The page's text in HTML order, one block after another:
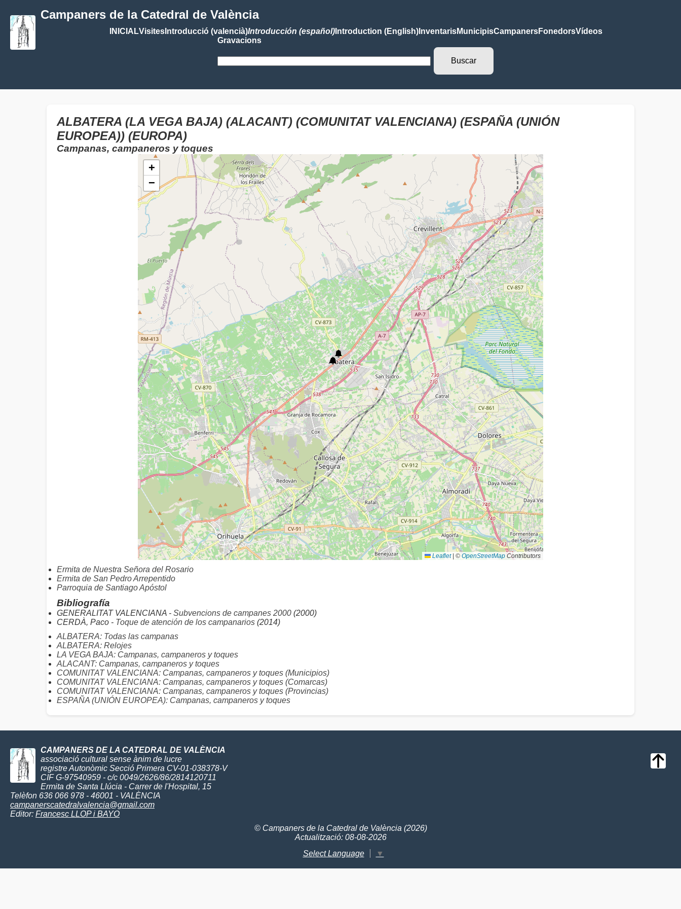
Campaners de la Catedral de València
INICIALVisitesIntroducció (valencià)Introducción (español)Introduction (English)InventarisMunicipisCampanersFonedorsVídeos
Gravacions
ALBATERA (LA VEGA BAJA) (ALACANT) (COMUNITAT VALENCIANA) (ESPAÑA (UNIÓN
EUROPEA)) (EUROPA)
Campanas, campaneros y toques
+
−
Leaflet © OpenStreetMapContributors
Ermita de Nuestra Señora del Rosario
Ermita de San Pedro Arrepentido
Parroquia de Santiago Apóstol
Bibliografía
GENERALITAT VALENCIANA - Subvencions de campanes 2000 (2000)
CERDÀ, Paco - Toque de atención de los campanarios (2014)
ALBATERA: Todas las campanas
ALBATERA: Relojes
LA VEGA BAJA: Campanas, campaneros y toques
ALACANT: Campanas, campaneros y toques
COMUNITAT VALENCIANA: Campanas, campaneros y toques (Municipios)
COMUNITAT VALENCIANA: Campanas, campaneros y toques (Comarcas)
COMUNITAT VALENCIANA: Campanas, campaneros y toques (Provincias)
ESPAÑA (UNIÓN EUROPEA): Campanas, campaneros y toques
CAMPANERS DE LA CATEDRAL DE VALÈNCIA
associació cultural sense ànim de lucre
registre Autonòmic Secció Primera CV-01-038378-V
CIF G-97540959 - c/c 0049/2626/86/2814120711
Ermita de Santa Llúcia - Carrer de l'Hospital, 15
Telèfon 636 066 978 - 46001 - VALÈNCIA
campanerscatedralvalencia@gmail.com
Editor: Francesc LLOP i BAYO
© Campaners de la Catedral de València (2026)
Actualització: 08-08-2026
Select Language
▼